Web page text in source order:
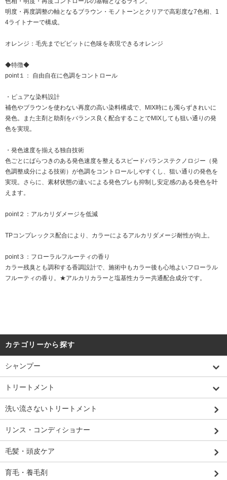
明度・再度調整の軸となるブラウン・モノトーンとクリアで高彩度な7色相、1
4ライトナーで構成。
オレンジ：毛先までビビットに色味を表現できるオレンジ
◆特徴◆
point１： 自由自在に色調をコントロール
・ピュアな染料設計
補色やブラウンを使わない再度の高い染料構成で、MIX時にも濁らずきれいに
発色。また主剤と助剤をバランス良く配合することでMIXしても狙い通りの発
色を実現。
・発色速度を揃える独自技術
色ごとにばらつきのある発色速度を整えるスピードバランステクノロジー（発
色調整成分による技術）が色調をコントロールしやすくし、狙い通りの発色を
実現。さらに、素材状態の違いによる発色ブレも抑制し安定感のある発色を叶
えます。
point２：アルカリダメージを低減
TPコンプレックス配合により、カラーによるアルカリダメージ耐性が向上。
point３：フローラルフルーティの香り
カラー残臭とも調和する香調設計で、施術中もカラー後も心地よいフローラル
フルーティの香り。★アルカリカラーと塩基性カラー共通配合成分です。
カテゴリーから探す
シャンプー
トリートメント
洗い流さないトリートメント
リンス・コンディショナー
毛髪・頭皮ケア
育毛・養毛剤